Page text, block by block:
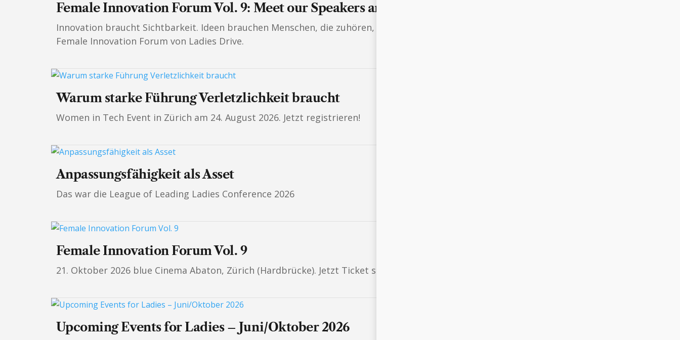
Female Innovation Forum Vol. 9: Meet our Speakers and Founders!
Innovation braucht Sichtbarkeit. Ideen brauchen Menschen, die zuhören, weiterdenken und Türen öffnen. Genau dafür steht das
Female Innovation Forum von Ladies Drive.
Warum starke Führung Verletzlichkeit braucht
Women in Tech Event in Zürich am 24. August 2026. Jetzt registrieren!
Anpassungsfähigkeit als Asset
Das war die League of Leading Ladies Conference 2026
Female Innovation Forum Vol. 9
21. Oktober 2026 blue Cinema Abaton, Zürich (Hardbrücke). Jetzt Ticket sichern!
Upcoming Events for Ladies – Juni/Oktober 2026